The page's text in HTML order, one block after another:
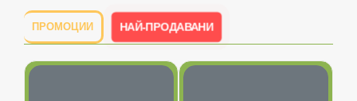
ПРОМОЦИИ НАЙ-ПРОДАВАНИ